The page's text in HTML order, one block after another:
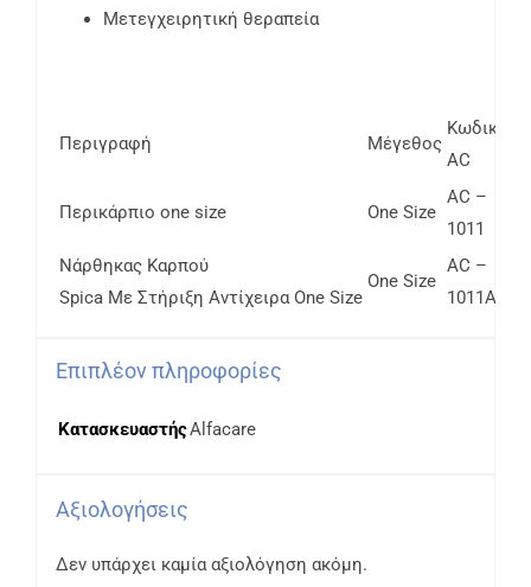
Μετεγχειρητική θεραπεία
Περιγραφή Μέγεθος
Κωδικός
AC
Περικάρπιο one size One Size
AC –
1011
Νάρθηκας Καρπού
Spica Mε Στήριξη Αντίχειρα Οne Size
One Size
AC –
1011Α
Επιπλέον πληροφορίες
ΚατασκευαστήςAlfacare
Αξιολογήσεις
Δεν υπάρχει καμία αξιολόγηση ακόμη.